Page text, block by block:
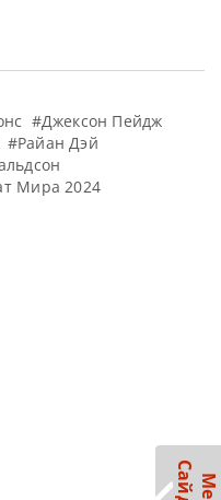
#Джексон Пейдж
#Райан Дэй
Мира 2024